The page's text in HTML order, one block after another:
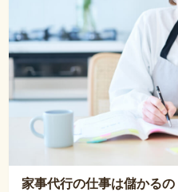
家事代行の仕事は儲かる